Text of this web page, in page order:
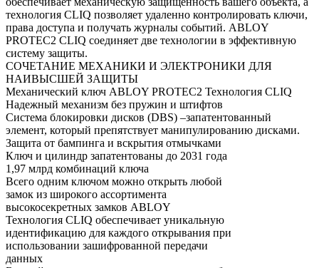
технология CLIQ позволяет удаленно контролировать ключи,
права доступа и получать журналы событий. ABLOY
PROTEC2 CLIQ соединяет две технологии в эффективную
систему защиты.
СОЧЕТАНИЕ МЕХАНИКИ И ЭЛЕКТРОНИКИ ДЛЯ
НАИВЫСШЕЙ ЗАЩИТЫ
Механический ключ ABLOY PROTEC2 Технология CLIQ
Надежный механизм без пружин и штифтов
Система блокировки дисков (DBS) –запатентованный
элемент, который препятствует манипулированию дисками.
Защита от бампинга и вскрытия отмычками
Ключ и цилиндр запатентованы до 2031 года
1,97 млрд комбинаций ключа
Всего одним ключом можно открыть любой
замок из широкого ассортимента
высокосекретных замков ABLOY
Технология CLIQ обеспечивает уникальную
идентификацию для каждого открывания при
использовании зашифрованной передачи
данных